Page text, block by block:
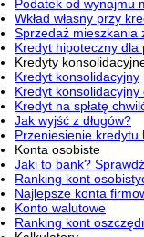
Podatek od wynajmu
Wkład własny przy
Sprzedaż mieszkania
Kredyt hipoteczny dla
Kredyty
Kredyt konsolidacyjny
Kredyt konsolidacyjny
Kredyt na spłatę
Jak wyjść z długów?
Przeniesienie
Konta osobiste
Jaki to bank?
Ranking kont
Najlepsze konta
Konto walutowe
Ranking kont